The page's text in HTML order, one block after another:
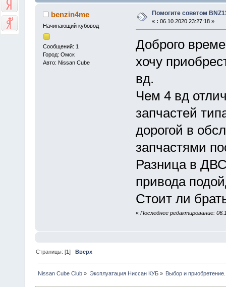
benzin4me
Начинающий кубовод
Сообщений: 1
Город: Омск
Авто: Nissan Cube
Помогите советом
« : 06.10.2020 23:27:18 »
Доброго
хочу
вд.
Чем 4 вд
запчастей
дорогой в
запчастями
Разница в
привода
Стоит ли
« Последнее редактирование:
Страницы: [1] Вверх
Nissan Cube Club » Эксплуатация Ниссан КУБ» Выбор и приобретение.